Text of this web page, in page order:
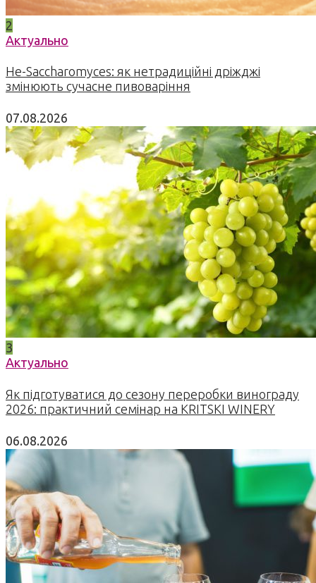
2
Актуально
Не-Saccharomyces: як нетрадиційні дріжджі
змінюють сучасне пивоваріння
07.08.2026
3
Актуально
Як підготуватися до сезону переробки винограду
2026: практичний семінар на KRITSKI WINERY
06.08.2026